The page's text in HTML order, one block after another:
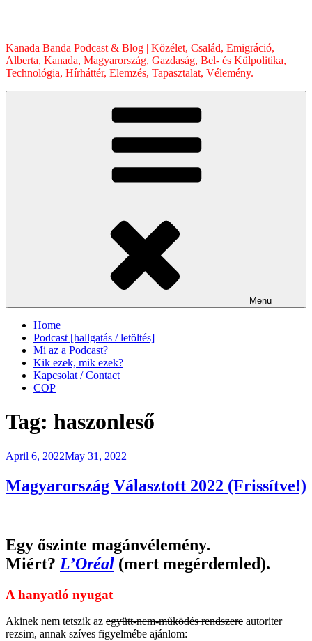
Kanada Banda Podcast & Blog | Közélet, Család, Emigráció,
Alberta, Kanada, Magyarország, Gazdaság, Bel- és Külpolitika,
Technológia, Hírháttér, Elemzés, Tapasztalat, Vélemény.
Menu
Home
Podcast [hallgatás / letöltés]
Mi az a Podcast?
Kik ezek, mik ezek?
Kapcsolat / Contact
COP
Tag: haszonleső
Posted
April 6, 2022May 31, 2022
Magyarország Választott 2022 (Frissítve!)
Egy őszinte magánvélemény.
Miért? L’Oréal (mert megérdemled).
A hanyatló nyugat
Akinek nem tetszik az együtt-nem-működés rendszere autoriter
rezsim, annak szíves figyelmébe ajánlom: